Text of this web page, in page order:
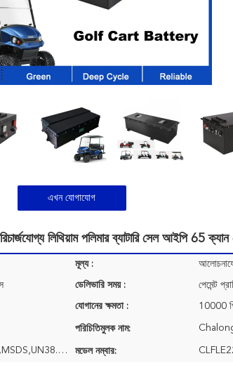
এখন যোগাযোগ
লিথিয়াম পলিমার ব্যাটারি সেল আইপি 65
মূল্য :
ডেলিভারি সময় : পেমেন্ট
যোগানের ক্ষমতা : 10000
পরিচিতিমুলক নাম:
CE,ROHS,FCC,IEC62133,MSDS,UN38.3, UL, etc মডেল নম্বার: